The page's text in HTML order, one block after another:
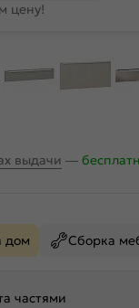
цену!
выдачи —
дом
Сборка
частями